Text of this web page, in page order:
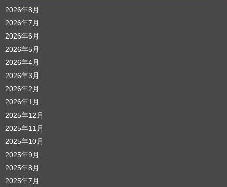
2026年8月
2026年7月
2026年6月
2026年5月
2026年4月
2026年3月
2026年2月
2026年1月
2025年12月
2025年11月
2025年10月
2025年9月
2025年8月
2025年7月